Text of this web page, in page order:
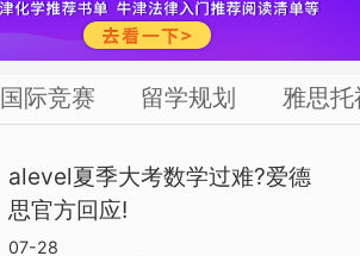
国际竞赛 留学规划 雅思托
alevel夏季大考数学过难?爱德
思官方回应!
07-28